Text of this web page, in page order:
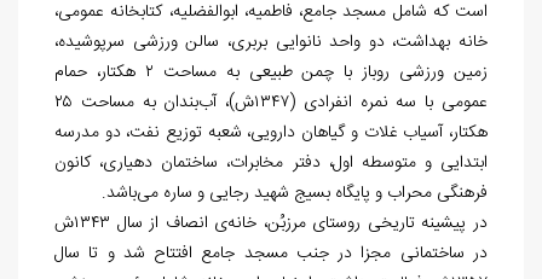
است که شامل مسجد جامع، فاطمیه، ابوالفضلیه، کتابخانه عمومی،
خانه بهداشت، دو واحد نانوایی بربری، سالن ورزشی سرپوشیده،
زمین ورزشی روباز با چمن طبیعی به مساحت ۲ هکتار، حمام
عمومی با سه نمره انفرادی (۱۳۴۷ش)، آب‌بندان به مساحت ۲۵
هکتار، آسیاب غلات و گیاهان دارویی، شعبه توزیع نفت، دو مدرسه
ابتدایی و متوسطه اول، دفتر مخابرات، ساختمان دهیاری، کانون
فرهنگی محراب و پایگاه بسیج شهید رجایی و ساره می‌باشد.
در پیشینه تاریخی روستای مرزبُن، خانه‌ی انصاف از سال ۱۳۴۳ش
در ساختمانی مجزا در جنب مسجد جامع افتتاح شد و تا سال